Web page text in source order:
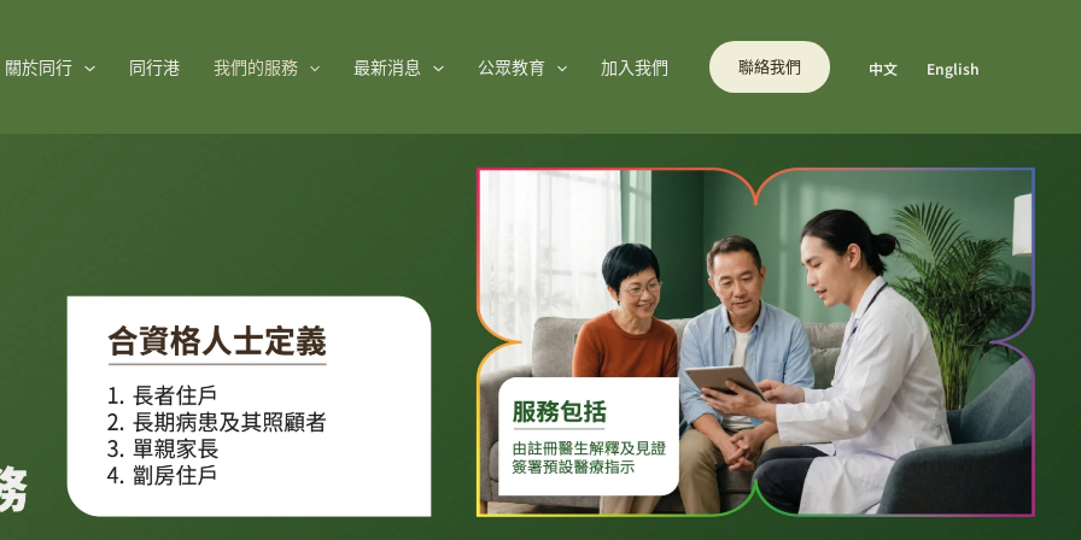
關於同行 同行港 我們的服務 最新消息 公眾教育 加入我們 聯絡我們 中文 English